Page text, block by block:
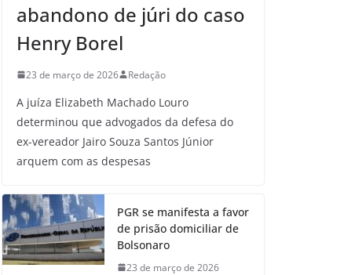
abandono de júri do caso
Henry Borel
23 de março de 2026 Redação
A juíza Elizabeth Machado Louro
determinou que advogados da defesa do
ex-vereador Jairo Souza Santos Júnior
arquem com as despesas
PGR se manifesta a favor
de prisão domiciliar de
Bolsonaro
23 de março de 2026